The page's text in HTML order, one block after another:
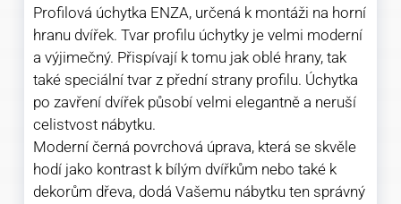
Profilová úchytka ENZA, určená k montáži na horní
hranu dvířek. Tvar profilu úchytky je velmi moderní
a výjimečný. Přispívají k tomu jak oblé hrany, tak
také speciální tvar z přední strany profilu. Úchytka
po zavření dvířek působí velmi elegantně a neruší
celistvost nábytku.
Moderní černá povrchová úprava, která se skvěle
hodí jako kontrast k bílým dvířkům nebo také k
dekorům dřeva, dodá Vašemu nábytku ten správný